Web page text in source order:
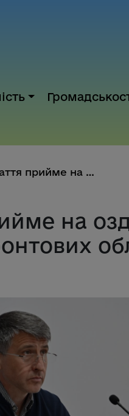
Закарпаття прийме на оздоровле...
на